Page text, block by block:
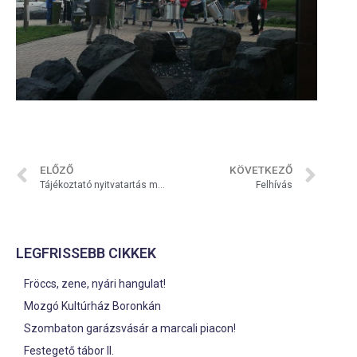
ELŐZŐ KÖVETKEZŐ
Felhívás
LEGFRISSEBB CIKKEK
Fröccs, zene, nyári hangulat!
Mozgó Kultúrház Boronkán
Szombaton garázsvásár a marcali piacon!
Festegető tábor II.